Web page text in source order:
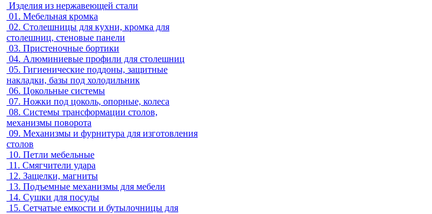
Изделия из нержавеющей стали
01. Мебельная кромка
02. Столешницы для кухни, кромка для
столешниц, стеновые панели
03. Пристеночные бортики
04. Алюминиевые профили для столешниц
05. Гигиенические поддоны, защитные
накладки, базы под холодильник
06. Цокольные системы
07. Ножки под цоколь, опорные, колеса
08. Системы трансформации столов,
механизмы поворота
09. Механизмы и фурнитура для изготовления
столов
10. Петли мебельные
11. Смягчители удара
12. Защелки, магниты
13. Подъемные механизмы для мебели
14. Сушки для посуды
15. Сетчатые емкости и бутылочницы для